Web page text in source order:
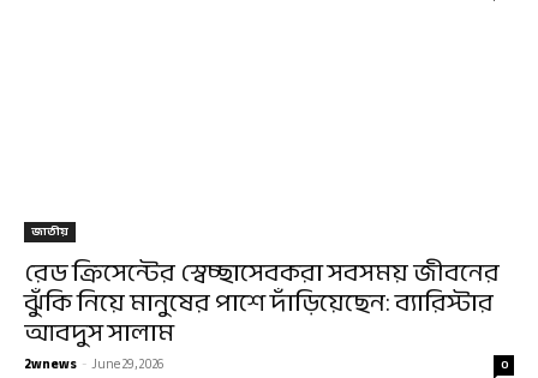
জাতীয়
রেড ক্রিসেন্টের স্বেচ্ছাসেবকরা সবসময় জীবনের
ঝুঁকি নিয়ে মানুষের পাশে দাঁড়িয়েছেন: ব্যারিস্টার
আবদুস সালাম
2wnews -June 29, 2026 0